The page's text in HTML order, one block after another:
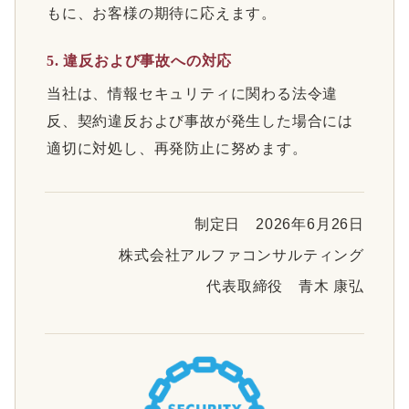
もに、お客様の期待に応えます。
5. 違反および事故への対応
当社は、情報セキュリティに関わる法令違
反、契約違反および事故が発生した場合には
適切に対処し、再発防止に努めます。
制定日 2026年6月26日
株式会社アルファコンサルティング
代表取締役 青木 康弘